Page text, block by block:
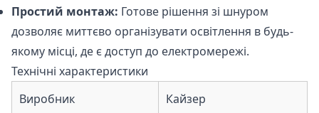
Простий монтаж: Готове рішення зі шнуром
дозволяє миттєво організувати освітлення в будь-
якому місці, де є доступ до електромережі.
Технічні характеристики
Виробник
Кайзер